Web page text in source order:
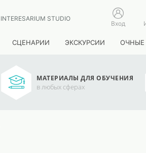
INTERESARIUM STUDIO
Вход
СЦЕНАРИИ ЭКСКУРСИИ ОЧНЫЕ
МАТЕРИАЛЫ ДЛЯ ОБУЧЕНИЯ
в любых сферах